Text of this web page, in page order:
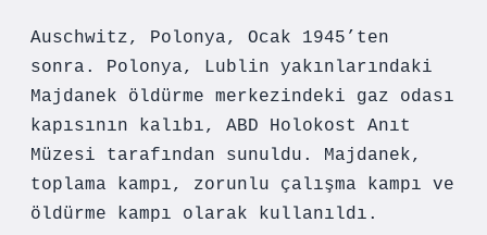
Auschwitz, Polonya, Ocak 1945’ten
sonra. Polonya, Lublin yakınlarındaki
Majdanek öldürme merkezindeki gaz odası
kapısının kalıbı, ABD Holokost Anıt
Müzesi tarafından sunuldu. Majdanek,
toplama kampı, zorunlu çalışma kampı ve
öldürme kampı olarak kullanıldı.